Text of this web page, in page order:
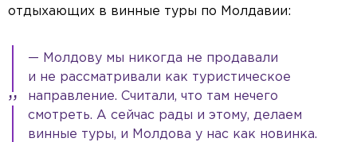
отдыхающих в винные туры по Молдавии:
— Молдову мы никогда не продавали
и не рассматривали как туристическое
направление. Считали, что там нечего
смотреть. А сейчас рады и этому, делаем
винные туры, и Молдова у нас как новинка.